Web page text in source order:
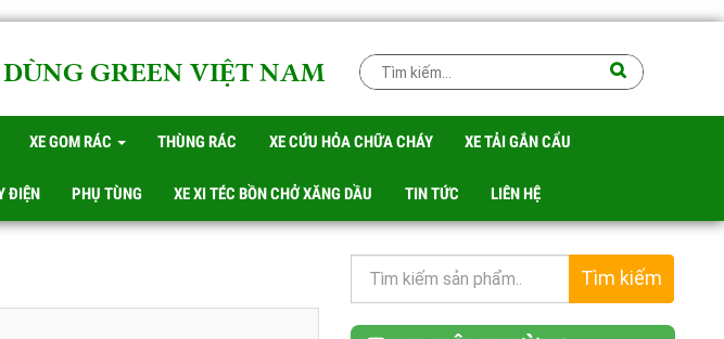
GREEN VIỆT NAM
XE GOM RÁC THÙNG RÁC XE CỨU HỎA CHỮA CHÁY XE TẢI GẮN CẨU
ĐIỆN PHỤ TÙNG XE XI TÉC BỒN CHỞ XĂNG DẦU TIN TỨC LIÊN HỆ
Tìm kiếm